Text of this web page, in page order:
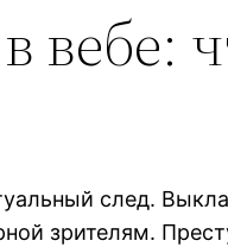
след.
зрителям.